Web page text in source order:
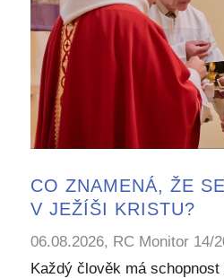
CO ZNAMENÁ, ŽE
V JEŽÍŠI KRISTU?
06.08.2026, RC Monitor 14/
Každý člověk má